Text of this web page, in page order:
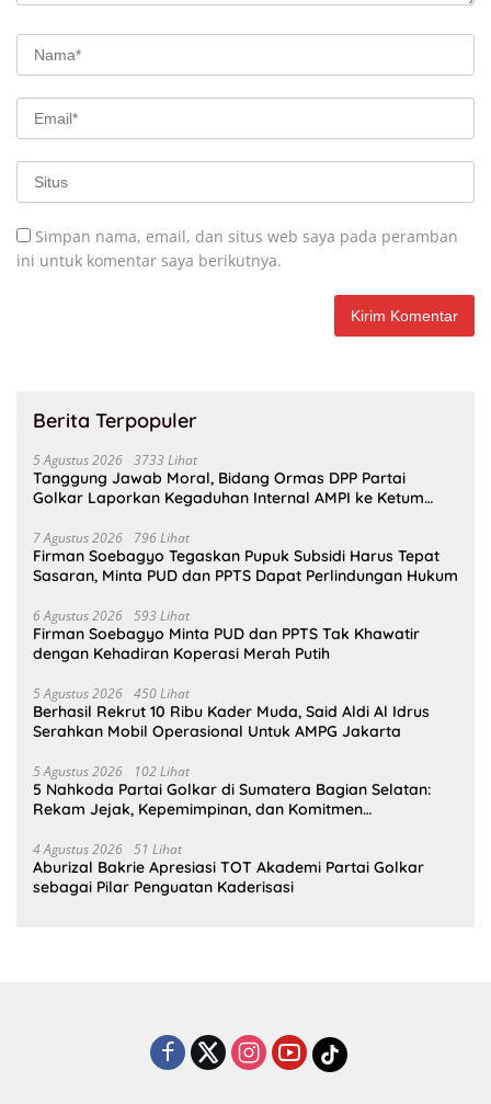
Simpan nama, email, dan situs web saya pada peramban
ini untuk komentar saya berikutnya.
Berita Terpopuler
5 Agustus 2026 3733 Lihat
Tanggung Jawab Moral, Bidang Ormas DPP Partai
Golkar Laporkan Kegaduhan Internal AMPI ke Ketum
7 Agustus 2026 796 Lihat
Firman Soebagyo Tegaskan Pupuk Subsidi Harus Tepat
Sasaran, Minta PUD dan PPTS Dapat Perlindungan Hukum
6 Agustus 2026 593 Lihat
Firman Soebagyo Minta PUD dan PPTS Tak Khawatir
dengan Kehadiran Koperasi Merah Putih
5 Agustus 2026 450 Lihat
Berhasil Rekrut 10 Ribu Kader Muda, Said Aldi Al Idrus
Serahkan Mobil Operasional Untuk AMPG Jakarta
5 Agustus 2026 102 Lihat
5 Nahkoda Partai Golkar di Sumatera Bagian Selatan:
Rekam Jejak, Kepemimpinan, dan Komitmen
4 Agustus 2026 51 Lihat
Aburizal Bakrie Apresiasi TOT Akademi Partai Golkar
sebagai Pilar Penguatan Kaderisasi